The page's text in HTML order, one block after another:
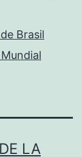
Brasil
LA